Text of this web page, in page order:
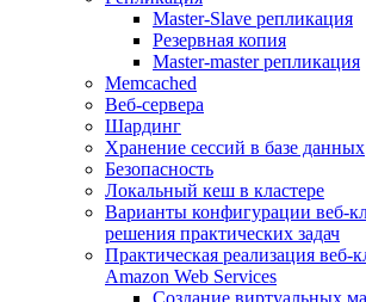
Master-Slave репликация
Резервная копия
Master-master репликация
Memcached
Веб-сервера
Шардинг
Хранение сессий в базе данных
Безопасность
Локальный кеш в кластере
Варианты конфигурации веб-
решения практических задач
Практическая реализация веб-
Amazon Web Services
Создание виртуальных